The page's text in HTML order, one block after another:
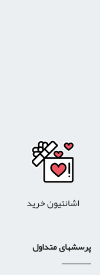
اشانتیون خرید
پرسشهای متداول